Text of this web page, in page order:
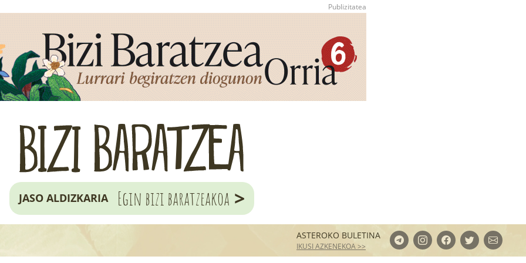
JASO ALDIZKARIA Egin bizi baratzeakoa >
ASTEROKO BULETINA
IKUSI AZKENEKOA >>